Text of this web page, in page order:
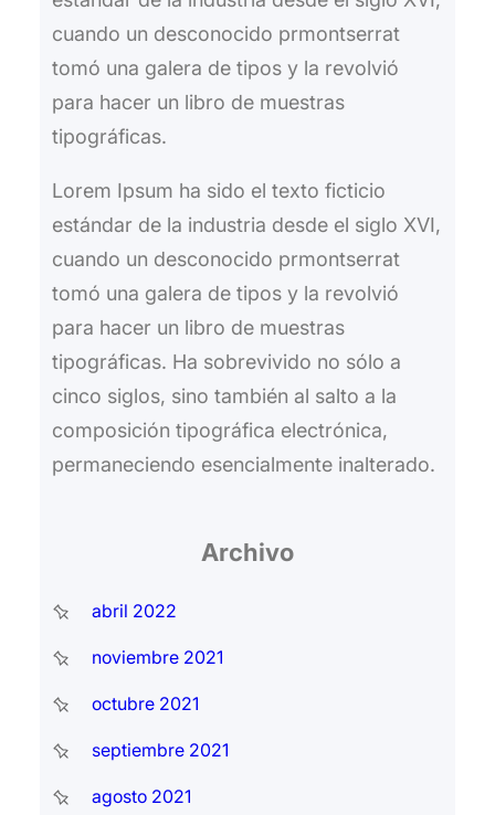
cuando un desconocido prmontserrat
tomó una galera de tipos y la revolvió
para hacer un libro de muestras
tipográficas.
Lorem Ipsum ha sido el texto ficticio
estándar de la industria desde el siglo XVI,
cuando un desconocido prmontserrat
tomó una galera de tipos y la revolvió
para hacer un libro de muestras
tipográficas. Ha sobrevivido no sólo a
cinco siglos, sino también al salto a la
composición tipográfica electrónica,
permaneciendo esencialmente inalterado.
Archivo
abril 2022
noviembre 2021
octubre 2021
septiembre 2021
agosto 2021